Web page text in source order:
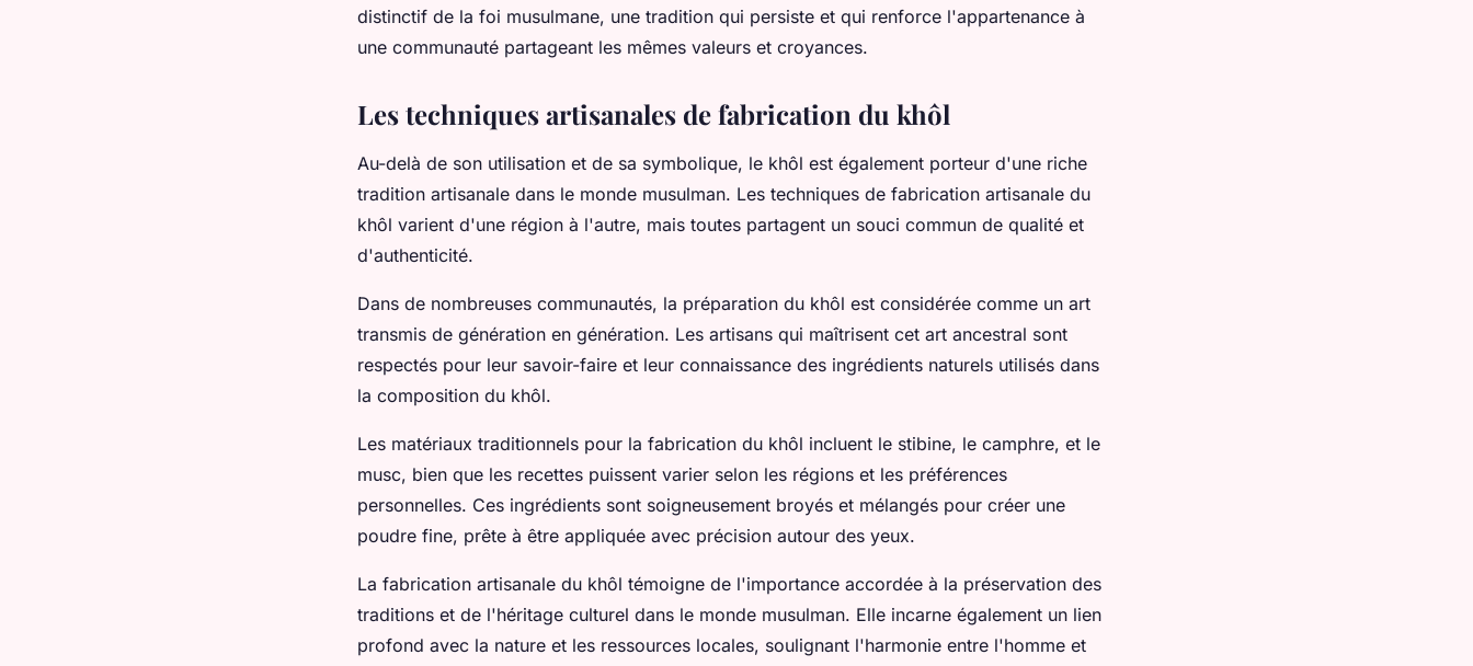
distinctif de la foi musulmane, une tradition qui persiste et qui renforce l'appartenance à
une communauté partageant les mêmes valeurs et croyances.
Les techniques artisanales de fabrication du khôl
Au-delà de son utilisation et de sa symbolique, le khôl est également porteur d'une riche
tradition artisanale dans le monde musulman. Les techniques de fabrication artisanale du
khôl varient d'une région à l'autre, mais toutes partagent un souci commun de qualité et
d'authenticité.
Dans de nombreuses communautés, la préparation du khôl est considérée comme un art
transmis de génération en génération. Les artisans qui maîtrisent cet art ancestral sont
respectés pour leur savoir-faire et leur connaissance des ingrédients naturels utilisés dans
la composition du khôl.
Les matériaux traditionnels pour la fabrication du khôl incluent le stibine, le camphre, et le
musc, bien que les recettes puissent varier selon les régions et les préférences
personnelles. Ces ingrédients sont soigneusement broyés et mélangés pour créer une
poudre fine, prête à être appliquée avec précision autour des yeux.
La fabrication artisanale du khôl témoigne de l'importance accordée à la préservation des
traditions et de l'héritage culturel dans le monde musulman. Elle incarne également un lien
profond avec la nature et les ressources locales, soulignant l'harmonie entre l'homme et